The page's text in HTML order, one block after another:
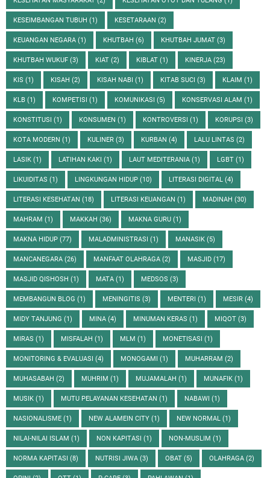
KESEIMBANGAN TUBUH (1) KESETARAAN (2)
KEUANGAN NEGARA (1) KHUTBAH (6) KHUTBAH JUMAT (3)
KHUTBAH WUKUF (3) KIAT (2) KIBLAT (1) KINERJA (23)
KIS (1) KISAH (2) KISAH NABI (1) KITAB SUCI (3) KLAIM (1)
KLB (1) KOMPETISI (1) KOMUNIKASI (5) KONSERVASI ALAM (1)
KONSTITUSI (1) KONSUMEN (1) KONTROVERSI (1) KORUPSI (3)
KOTA MODERN (1) KULINER (3) KURBAN (4) LALU LINTAS (2)
LASIK (1) LATIHAN KAKI (1) LAUT MEDITERANIA (1) LGBT (1)
LIKUIDITAS (1) LINGKUNGAN HIDUP (10) LITERASI DIGITAL (4)
LITERASI KESEHATAN (18) LITERASI KEUANGAN (1) MADINAH (30)
MAHRAM (1) MAKKAH (36) MAKNA GURU (1)
MAKNA HIDUP (77) MALADMINISTRASI (1) MANASIK (5)
MANCANEGARA (26) MANFAAT OLAHRAGA (2) MASJID (17)
MASJID QISHOSH (1) MATA (1) MEDSOS (3)
MEMBANGUN BLOG (1) MENINGITIS (3) MENTERI (1) MESIR (4)
MIDY TANJUNG (1) MINA (4) MINUMAN KERAS (1) MIQOT (3)
MIRAS (1) MISFALAH (1) MLM (1) MONETISASI (1)
MONITORING & EVALUASI (4) MONOGAMI (1) MUHARRAM (2)
MUHASABAH (2) MUHRIM (1) MUJAMALAH (1) MUNAFIK (1)
MUSIK (1) MUTU PELAYANAN KESEHATAN (1) NABAWI (1)
NASIONALISME (1) NEW ALAMEIN CITY (1) NEW NORMAL (1)
NILAI-NILAI ISLAM (1) NON KAPITASI (1) NON-MUSLIM (1)
NORMA KAPITASI (8) NUTRISI JIWA (3) OBAT (5) OLAHRAGA (2)